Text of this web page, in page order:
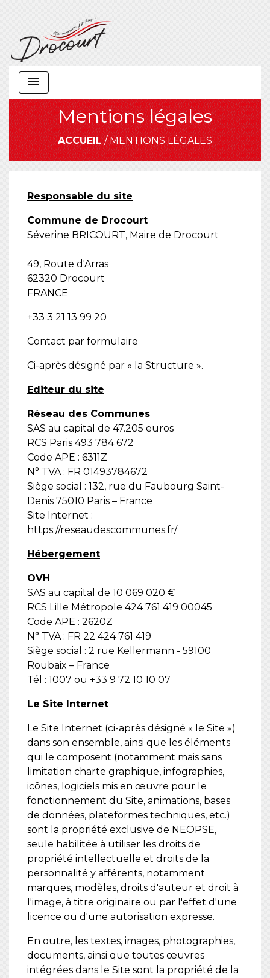
menu
Mentions légales
ACCUEIL/MENTIONS LÉGALES
Responsable du site
Commune de Drocourt
Séverine BRICOURT, Maire de Drocourt
49, Route d'Arras
62320 Drocourt
FRANCE
+33 3 21 13 99 20
Contact par formulaire
Ci-après désigné par « la Structure ».
Editeur du site
Réseau des Communes
SAS au capital de 47.205 euros
RCS Paris 493 784 672
Code APE : 6311Z
N° TVA : FR 01493784672
Siège social : 132, rue du Faubourg Saint-
Denis 75010 Paris – France
Site Internet :
https://reseaudescommunes.fr/
Hébergement
OVH
SAS au capital de 10 069 020 €
RCS Lille Métropole 424 761 419 00045
Code APE : 2620Z
N° TVA : FR 22 424 761 419
Siège social : 2 rue Kellermann - 59100
Roubaix – France
Tél : 1007 ou +33 9 72 10 10 07
Le Site Internet
Le Site Internet (ci-après désigné « le Site »)
dans son ensemble, ainsi que les éléments
qui le composent (notamment mais sans
limitation charte graphique, infographies,
icônes, logiciels mis en œuvre pour le
fonctionnement du Site, animations, bases
de données, plateformes techniques, etc.)
sont la propriété exclusive de NEOPSE,
seule habilitée à utiliser les droits de
propriété intellectuelle et droits de la
personnalité y afférents, notamment
marques, modèles, droits d'auteur et droit à
l'image, à titre originaire ou par l'effet d'une
licence ou d'une autorisation expresse.
En outre, les textes, images, photographies,
documents, ainsi que toutes œuvres
intégrées dans le Site sont la propriété de la